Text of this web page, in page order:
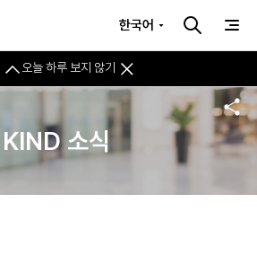
오늘 하루 보지 않기
한국어
KIND 소식